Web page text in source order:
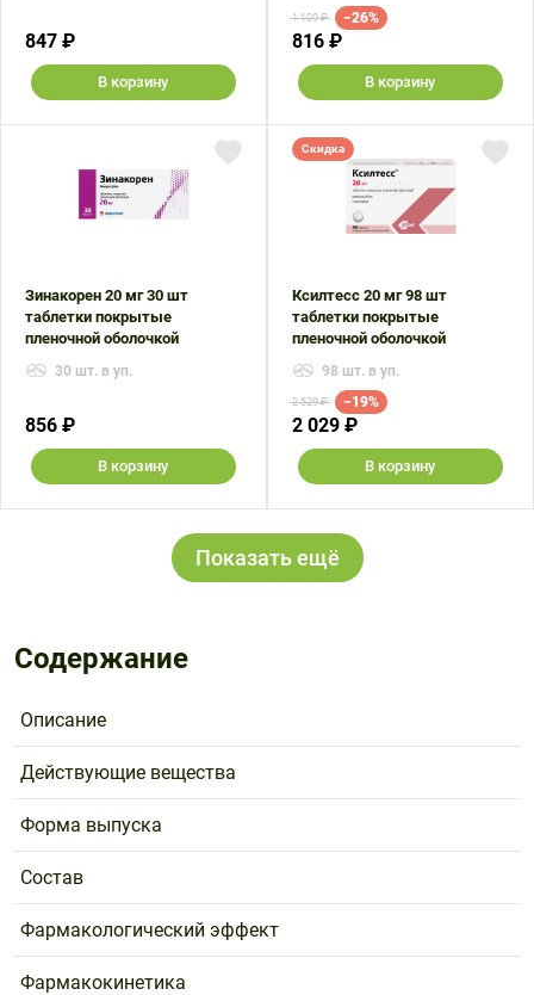
847 ₽
В корзину
1 109 ₽ −26%
816 ₽
В корзину
Зинакорен 20 мг 30 шт
таблетки покрытые
пленочной оболочкой
30 шт. в уп.
856 ₽
В корзину
Скидка
Ксилтесс 20 мг 98 шт
таблетки покрытые
пленочной оболочкой
98 шт. в уп.
2 529 ₽ −19%
2 029 ₽
В корзину
Показать ещё
Содержание
Описание
Действующие вещества
Форма выпуска
Состав
Фармакологический эффект
Фармакокинетика